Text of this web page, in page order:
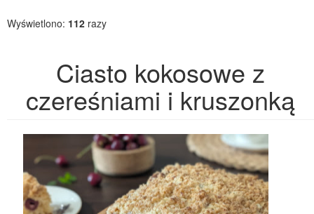
Wyświetlono: 112 razy
Ciasto kokosowe z
czereśniami i kruszonką